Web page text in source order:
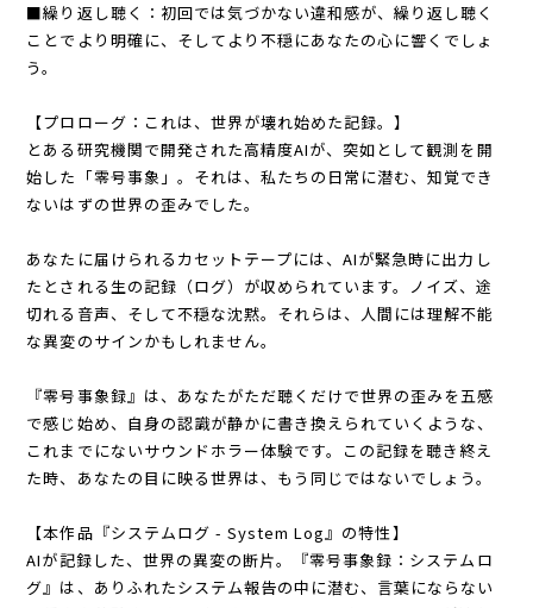
■繰り返し聴く：初回では気づかない違和感が、繰り返し聴く
ことでより明確に、そしてより不穏にあなたの心に響くでしょ
う。
【プロローグ：これは、世界が壊れ始めた記録。】
とある研究機関で開発された高精度AIが、突如として観測を開
始した「零号事象」。それは、私たちの日常に潜む、知覚でき
ないはずの世界の歪みでした。
あなたに届けられるカセットテープには、AIが緊急時に出力し
たとされる生の記録（ログ）が収められています。ノイズ、途
切れる音声、そして不穏な沈黙。それらは、人間には理解不能
な異変のサインかもしれません。
『零号事象録』は、あなたがただ聴くだけで世界の歪みを五感
で感じ始め、自身の認識が静かに書き換えられていくような、
これまでにないサウンドホラー体験です。この記録を聴き終え
た時、あなたの目に映る世界は、もう同じではないでしょう。
【本作品『システムログ - System Log』の特性】
AIが記録した、世界の異変の断片。『零号事象録：システムロ
グ』は、ありふれたシステム報告の中に潜む、言葉にならない